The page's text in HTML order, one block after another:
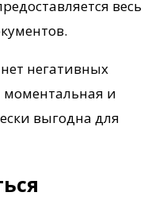
весь
негативных
моментальная и
выгодна для